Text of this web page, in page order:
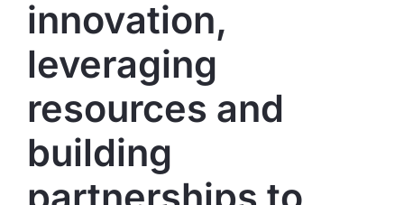
innovation,
leveraging
resources and
building